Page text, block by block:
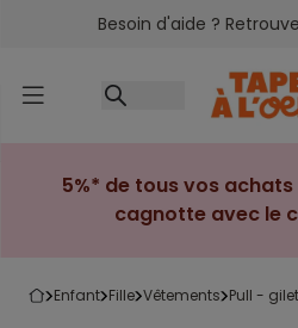
Accéder au contenu
Besoin d'aide ?
5%* de tous vos
cagnotte avec le
enfant fille vêtements pull -